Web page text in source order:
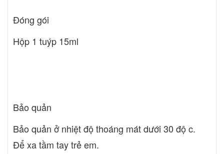
Đóng gói
Hộp 1 tuýp 15ml
Bảo quản
Bảo quản ở nhiệt độ thoáng mát dưới 30 độ c.
Để xa tầm tay trẻ em.